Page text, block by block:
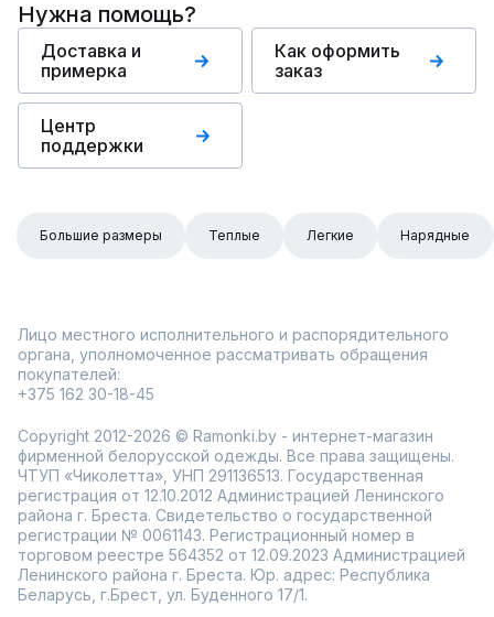
Нужна помощь?
Доставка и
примерка
Как оформить
заказ
Центр
поддержки
Большие размеры Теплые Легкие Нарядные
Лицо местного исполнительного и распорядительного
органа, уполномоченное рассматривать обращения
покупателей:
+375 162 30-18-45
Copyright 2012-2026 © Ramonki.by - интернет-магазин
фирменной белорусской одежды. Все права защищены.
ЧТУП «Чиколетта», УНП 291136513. Государственная
регистрация от 12.10.2012 Администрацией Ленинского
района г. Бреста. Свидетельство о государственной
регистрации № 0061143. Регистрационный номер в
торговом реестре 564352 от 12.09.2023 Администрацией
Ленинского района г. Бреста. Юр. адрес: Республика
Беларусь, г.Брест, ул. Буденного 17/1.